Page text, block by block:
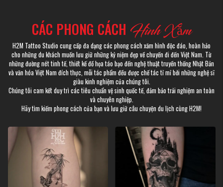
CÁC PHONG CÁCH Hình Xăm
H2M Tattoo Studio cung cấp đa dạng các phong cách xăm hình độc đáo, hoàn hảo
cho những du khách muốn lưu giữ những kỷ niệm đẹp về chuyến đi đến Việt Nam. Từ
những đường nét tinh tế, thiết kế đồ họa táo bạo đến nghệ thuật truyền thống Nhật Bản
và văn hóa Việt Nam đích thực, mỗi tác phẩm đều được chế tác tỉ mỉ bởi những nghệ sĩ
giàu kinh nghiệm của chúng tôi.
Chúng tôi cam kết duy trì các tiêu chuẩn vệ sinh quốc tế, đảm bảo trải nghiệm an toàn
và chuyên nghiệp.
Hãy tìm kiếm phong cách của bạn và lưu giữ câu chuyện du lịch cùng H2M!